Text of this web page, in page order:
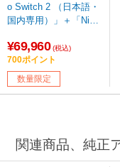
o Switch 2 （日本語・
国内専用）」＋「Ninte
トローラー」 [ゲーム
機本体]
¥69,960 (税込)
700ポイント
数量限定
関連商品、純正